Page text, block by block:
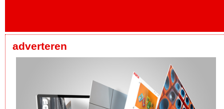
adverteren